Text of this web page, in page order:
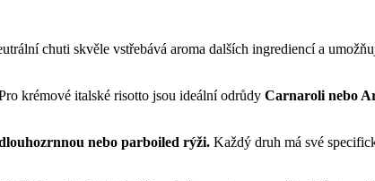
chuti skvěle vstřebává aroma dalších ingrediencí a
krémové italské risotto jsou ideální odrůdy Carnaroli nebo
nebo parboiled rýži. Každý druh má své